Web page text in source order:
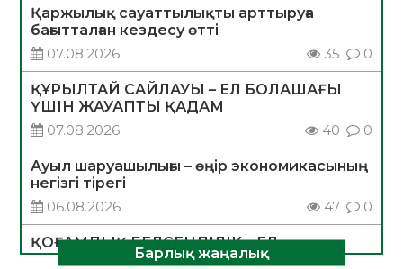
Қаржылық сауаттылықты арттыруға
бағытталған кездесу өтті
07.08.2026
35 0
ҚҰРЫЛТАЙ САЙЛАУЫ – ЕЛ БОЛАШАҒЫ
ҮШІН ЖАУАПТЫ ҚАДАМ
07.08.2026
40 0
Ауыл шаруашылығы – өңір экономикасының
негізгі тірегі
06.08.2026
47 0
ҚОҒАМДЫҚ БЕЛСЕНДІЛІК – ЕЛ
ДАМУЫНЫҢ НЕГІЗІБарлық жаңалық